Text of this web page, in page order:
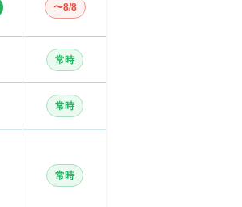
〜8/8
常時
常時
常時